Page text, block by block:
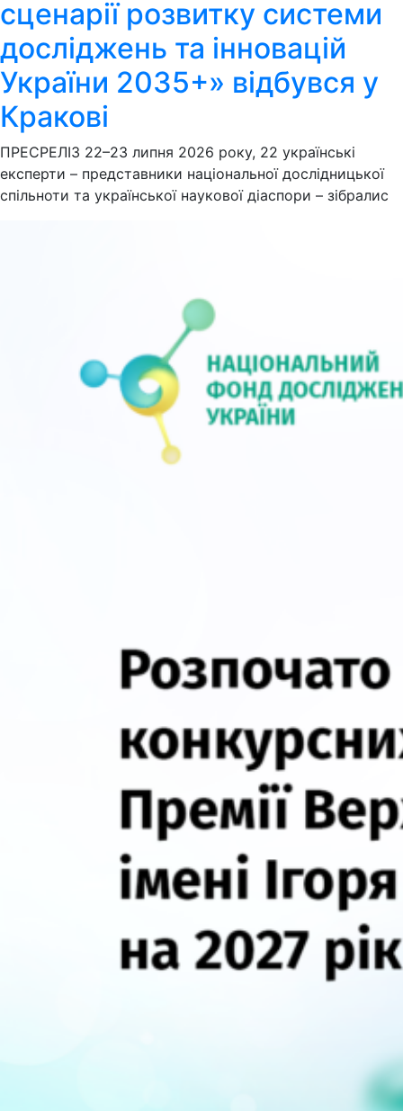
сценарії розвитку системи
досліджень та інновацій
України 2035+» відбувся у
Кракові
ПРЕСРЕЛІЗ 22–23 липня 2026 року, 22 українські
експерти – представники національної дослідницької
спільноти та української наукової діаспори – зібралис